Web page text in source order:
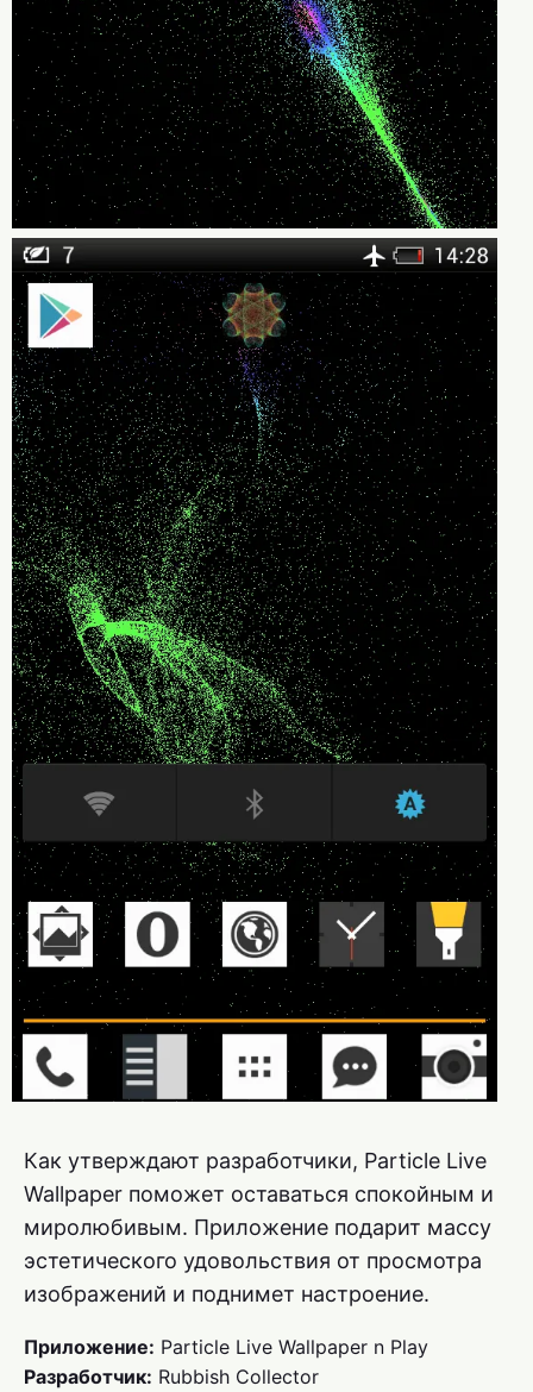
Как утверждают разработчики, Particle Live
Wallpaper поможет оставаться спокойным и
миролюбивым. Приложение подарит массу
эстетического удовольствия от просмотра
изображений и поднимет настроение.
Приложение: Particle Live Wallpaper n Play
Разработчик: Rubbish Collector